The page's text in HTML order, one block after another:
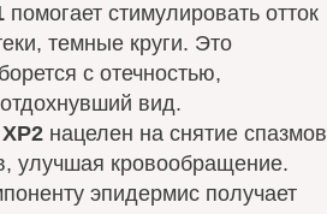
помогает стимулировать отток
темные круги. Это
с отечностью,
вид.
нацелен на снятие спазмов
улучшая кровообращение.
эпидермис получает